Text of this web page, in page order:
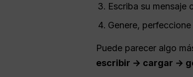
Escriba su mensaje
Genere,
Puede parecer algo
escribir → cargar →